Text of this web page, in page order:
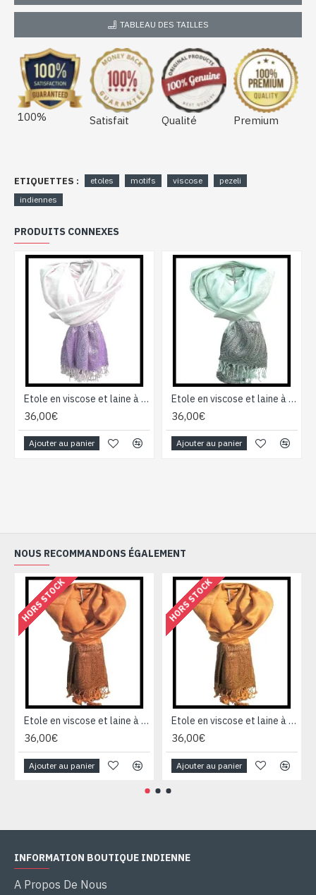
TABLEAU DES TAILLES
100% Satisfait Qualité Premium
ETIQUETTES : etoles motifs viscose
pezeli
indiennes
PRODUITS CONNEXES
Etole en viscose et laine à motifs Pezeli - Etole indienne
36,00€
Ajouter au panier
Etole en viscose et laine à motifs Pezeli - Etole indienne
36,00€
Ajouter au panier
NOUS RECOMMANDONS ÉGALEMENT
HORS STOCK
Etole en viscose et laine à motifs Pezeli - Etole indienne
36,00€
Ajouter au panier
HORS STOCK
Etole en viscose et laine à motifs Pezeli - Etole indienne
36,00€
Ajouter au panier
INFORMATION BOUTIQUE INDIENNE
A Propos De Nous